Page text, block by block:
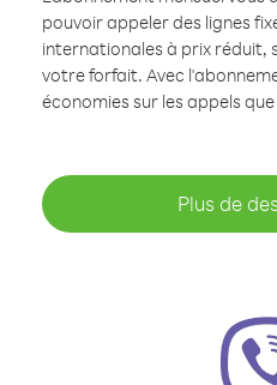
pouvoir appeler des lignes
internationales à prix réduit,
votre forfait. Avec
économies sur les appels
Plus de